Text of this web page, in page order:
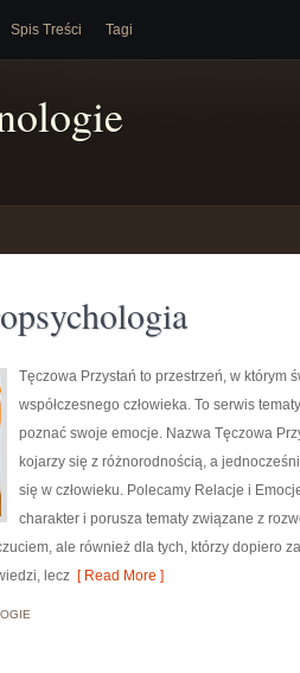
Spis Treści Tagi
Tęczowa Przystań to przestrzeń, w którym
współczesnego człowieka. To serwis
poznać swoje emocje. Nazwa Tęczowa
kojarzy się z różnorodnością, a
się w człowieku. Polecamy Relacje i
charakter i porusza tematy związane z
ale również dla tych, którzy dopiero
lecz [ Read More ]